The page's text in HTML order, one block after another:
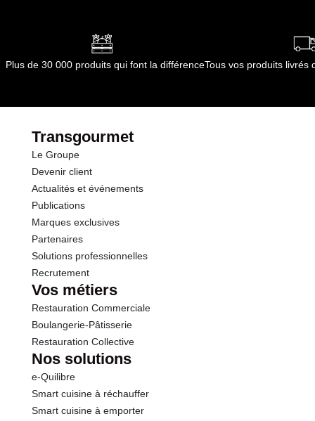
Plus de 30 000 produits qui font la différenceTous vos produits livrés
Transgourmet
Le Groupe
Devenir client
Actualités et événements
Publications
Marques exclusives
Partenaires
Solutions professionnelles
Recrutement
Vos métiers
Restauration Commerciale
Boulangerie-Pâtisserie
Restauration Collective
Nos solutions
e-Quilibre
Smart cuisine à réchauffer
Smart cuisine à emporter